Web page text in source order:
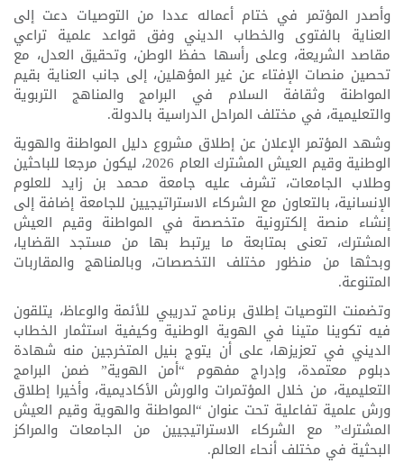
وأصدر المؤتمر في ختام أعماله عددا من التوصيات دعت إلى
العناية بالفتوى والخطاب الديني وفق قواعد علمية تراعي
مقاصد الشريعة، وعلى رأسها حفظ الوطن، وتحقيق العدل، مع
تحصين منصات الإفتاء عن غير المؤهلين، إلى جانب العناية بقيم
المواطنة وثقافة السلام في البرامج والمناهج التربوية
والتعليمية، في مختلف المراحل الدراسية بالدولة.
وشهد المؤتمر الإعلان عن إطلاق مشروع دليل المواطنة والهوية
الوطنية وقيم العيش المشترك العام 2026، ليكون مرجعا للباحثين
وطلاب الجامعات، تشرف عليه جامعة محمد بن زايد للعلوم
الإنسانية، بالتعاون مع الشركاء الاستراتيجيين للجامعة إضافة إلى
إنشاء منصة إلكترونية متخصصة في المواطنة وقيم العيش
المشترك، تعنى بمتابعة ما يرتبط بها من مستجد القضايا،
وبحثها من منظور مختلف التخصصات، وبالمناهج والمقاربات
المتنوعة.
وتضمنت التوصيات إطلاق برنامج تدريبي للأئمة والوعاظ، يتلقون
فيه تكوينا متينا في الهوية الوطنية وكيفية استثمار الخطاب
الديني في تعزيزها، على أن يتوج بنيل المتخرجين منه شهادة
دبلوم معتمدة، وإدراج مفهوم “أمن الهوية” ضمن البرامج
التعليمية، من خلال المؤتمرات والورش الأكاديمية، وأخيرا إطلاق
ورش علمية تفاعلية تحت عنوان “المواطنة والهوية وقيم العيش
المشترك” مع الشركاء الاستراتيجيين من الجامعات والمراكز
البحثية في مختلف أنحاء العالم.